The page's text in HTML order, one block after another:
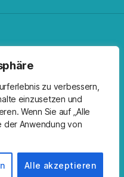
zu verbessern,
einzusetzen und
Wenn Sie auf „Alle
der Anwendung von
Alle akzeptieren
Feed
Instagram